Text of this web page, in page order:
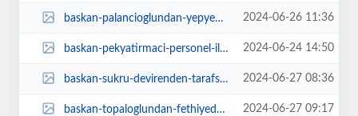
baskan-palancioglundan-yepyeni-uygulama-mobil-baskan-PB3UxGxR.jpg 2024-06-26 11:36
baskan-pekyatirmaci-personel-ile-bayramlasti-pwCXq5Nr.jpg 2024-06-24 14:50
baskan-sukru-devirenden-tarafsizlik-aciklamasi-t7KHyJxQ.jpg 2024-06-27 08:36
baskan-topaloglundan-fethiyede-ziyaretler-FwkwCTDf.jpg 2024-06-27 09:17